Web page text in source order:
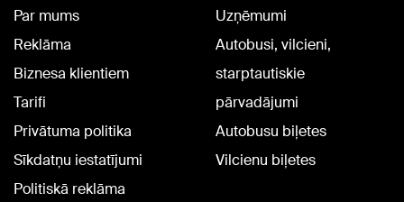
Par mums
Reklāma
Biznesa klientiem
Tarifi
Privātuma politika
Sīkdatņu iestatījumi
Politiskā reklāma
Uzņēmumi
Autobusi, vilcieni,
starptautiskie
pārvadājumi
Autobusu biļetes
Vilcienu biļetes